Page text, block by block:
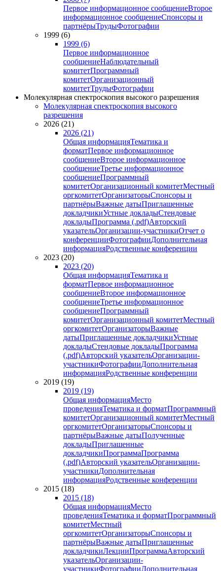
Первое информационное сообщениеВторое
информационное сообщениеСпонсоры и
партнёрыТрудыФотографии
1999 (6)
1999 (6)
Первое информационное
сообщениеНаблюдательный
комитетПрограммный
комитетОрганизационный
комитетТрудыФотографии
Молекулярная спектроскопия высокого разрешения
Молекулярная спектроскопия высокого
разрешения
2026 (21)
2026 (21)
Общая информацияТематика и
форматПервое информационное
сообщениеВторое информационное
сообщениеТретье информационное
сообщениеПрограммный
комитетОрганизационный комитетМестный
оргкомитетОрганизаторыСпонсоры и
партнёрыВажные датыПриглашенные
докладчикиУстные докладыСтендовые
докладыПрограмма (.pdf)Авторский
указательОрганизации-участникиОтчет о
конференцииФотографииДополнительная
информацияРодственные конференции
2023 (20)
2023 (20)
Общая информацияТематика и
форматПервое информационное
сообщениеВторое информационное
сообщениеТретье информационное
сообщениеПрограммный
комитетОрганизационный комитетМестный
оргкомитетОрганизаторыВажные
датыПриглашенные докладчикиУстные
докладыСтендовые докладыПрограмма
(.pdf)Авторский указательОрганизации-
участникиФотографииДополнительная
информацияРодственные конференции
2019 (19)
2019 (19)
Общая информацияМесто
проведенияТематика и форматПрограммный
комитетОрганизационный комитетМестный
оргкомитетОрганизаторыСпонсоры и
партнёрыВажные датыПолученные
докладыПриглашенные
докладчикиПрограммаПрограмма
(.pdf)Авторский указательОрганизации-
участникиДополнительная
информацияРодственные конференции
2015 (18)
2015 (18)
Общая информацияМесто
проведенияТематика и форматПрограммный
комитетМестный
оргкомитетОрганизаторыСпонсоры и
партнёрыВажные датыПриглашенные
докладчикиЛекцииПрограммаАвторский
указательОрганизации-
участникиФотографииДополнительная